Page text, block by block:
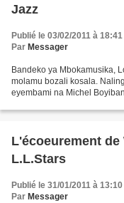
Jazz
Publié le 03/02/2011 à 18:41
Par Messager
Bandeko ya Mbokamusika,
molamu bozali kosala.
eyembami na Michel
L'écoeurement
L.L.Stars
Publié le 31/01/2011 à 13:10
Par Messager